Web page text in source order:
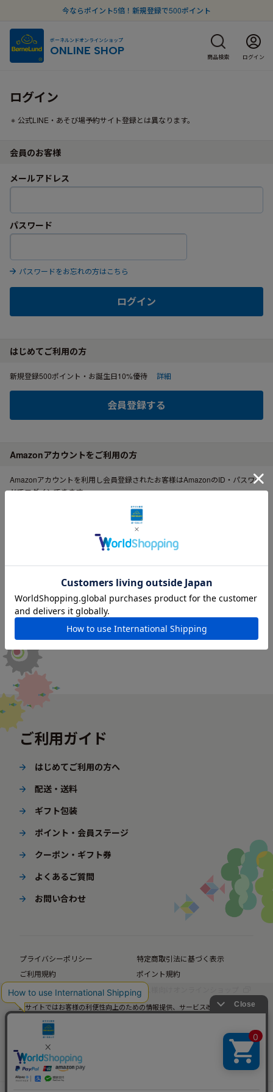
今ならポイント5倍！新規登録で500ポイント
ボーネルンドオンラインショップ
ONLINE SHOP 商品検索 ログイン
ログイン
公式LINE・あそび場予約サイト登録とは異なります。
会員のお客様
メールアドレス
パスワード
パスワードをお忘れの方はこちら
ログイン
はじめてご利用の方
新規登録500ポイント・お誕生日10%優待 詳細
会員登録する
Amazonアカウントをご利用の方
Amazonアカウントを利用し会員登録されたお客様はAmazonのID・パスワー
ドでログインできます。
ご利用ガイド
はじめてご利用の方へ
配送・送料
ギフト包装
ポイント・会員ステージ
クーポン・ギフト券
よくあるご質問
お問い合わせ
プライバシーポリシー
特定商取引法に基づく表示
ご利用規約
ポイント規約
企業サイト
法人様向けオンラインショップ
当サイトではお客様の利便性向上のための情報提供、サービス改善のための分
当サイトの閲覧を継続された場合、Cookieの使用にご同意いただいたものとみ
なします。
詳細については